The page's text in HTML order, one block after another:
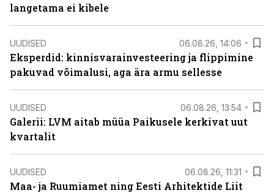
langetama ei kibele
UUDISED 06.08.26, 14:06
Eksperdid: kinnisvarainvesteering ja flippimine
pakuvad võimalusi, aga ära armu sellesse
UUDISED 06.08.26, 13:54
Galerii: LVM aitab müüa Paikusele kerkivat uut
kvartalit
UUDISED 06.08.26, 11:31
Maa- ja Ruumiamet ning Eesti Arhitektide Liit